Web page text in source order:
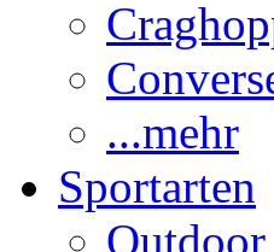
...mehr
Sportarten
Outdoor